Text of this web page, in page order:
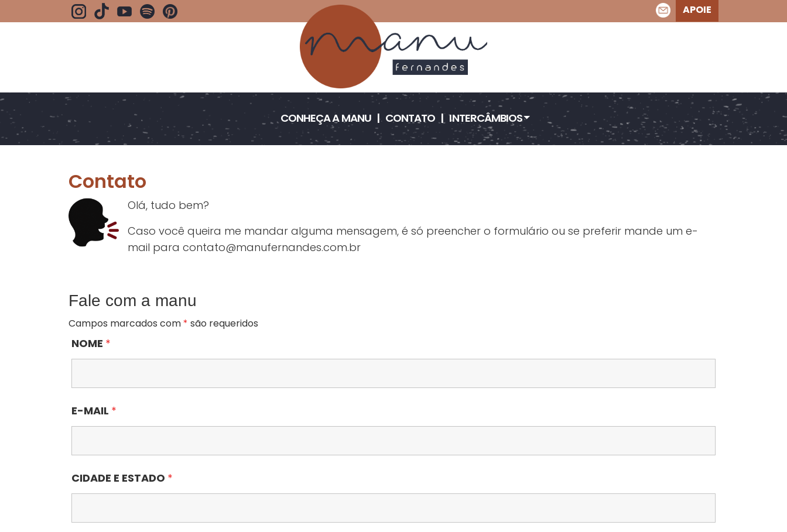
APOIE
CONHEÇA A MANU CONTATO INTERCÂMBIOS
CONTATO
Contato
Olá, tudo bem?
Caso você queira me mandar alguma mensagem, é só preencher o formulário ou se preferir mande um e-
mail para contato@manufernandes.com.br
Fale com a manu
Campos marcados com* são requeridos
NOME *
E-MAIL *
CIDADE E ESTADO *